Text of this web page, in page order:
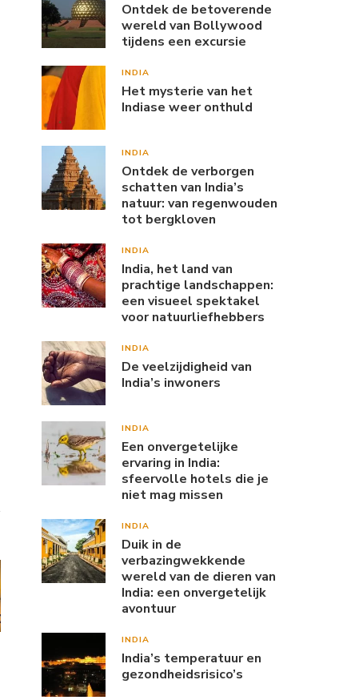
Ontdek de betoverende
wereld van Bollywood
tijdens een excursie
INDIA
Het mysterie van het
Indiase weer onthuld
INDIA
Ontdek de verborgen
schatten van India’s
natuur: van regenwouden
tot bergkloven
INDIA
India, het land van
prachtige landschappen:
een visueel spektakel
voor natuurliefhebbers
INDIA
De veelzijdigheid van
India’s inwoners
INDIA
Een onvergetelijke
ervaring in India:
sfeervolle hotels die je
niet mag missen
INDIA
Duik in de
verbazingwekkende
wereld van de dieren van
India: een onvergetelijk
avontuur
INDIA
India’s temperatuur en
gezondheidsrisico’s